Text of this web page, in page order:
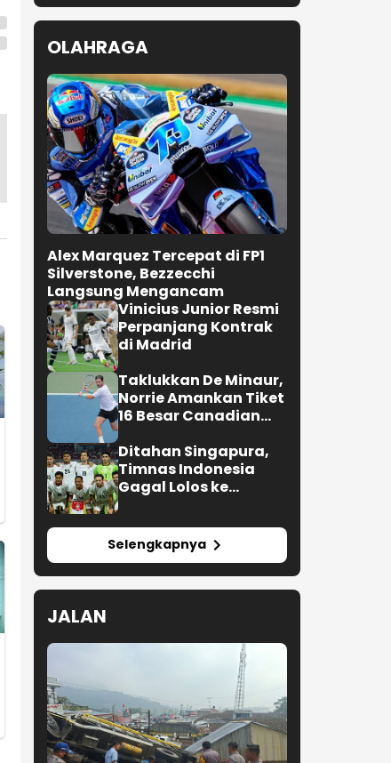
OLAHRAGA
Alex Marquez Tercepat di FP1
Silverstone, Bezzecchi
Langsung Mengancam
Vinicius Junior Resmi
Perpanjang Kontrak
di Madrid
Taklukkan De Minaur,
Norrie Amankan Tiket
16 Besar Canadian
Ditahan Singapura,
Timnas Indonesia
Gagal Lolos ke
Selengkapnya
JALAN